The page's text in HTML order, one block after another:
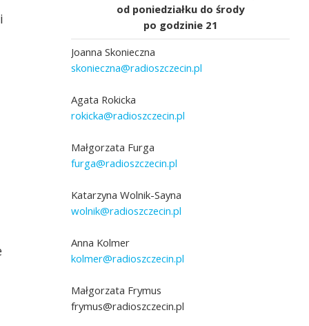
Maria Pyż [Polskie
Maria Pyż odbiera Nagrodę im. Macieja
Materiały promocyjne organizatora
od poniedziałku do środy
po godzinie 21
Joanna Skonieczna
skonieczna@radioszczecin.pl
Agata Rokicka
rokicka@radioszczecin.pl
Małgorzata Furga
furga@radioszczecin.pl
Katarzyna Wolnik-Sayna
wolnik@radioszczecin.pl
Anna Kolmer
kolmer@radioszczecin.pl
Małgorzata Frymus
frymus@radioszczecin.pl